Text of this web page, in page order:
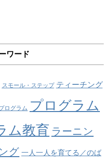
ワード
スモール・ステップ ティーチング
ログラム プログラム
ム教育 ラーニン
グ 一人一人を育てる／のば